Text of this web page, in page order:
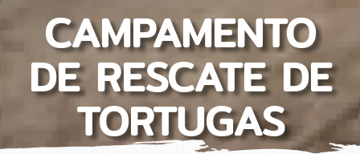
CAMPAMENTO
DE RESCATE DE
TORTUGAS